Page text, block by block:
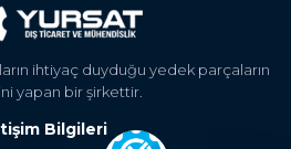
ihtiyaç duyduğu yedek parçaların
yapan bir şirkettir.
Bilgileri